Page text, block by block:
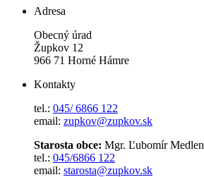
Adresa
Obecný úrad
Župkov 12
966 71 Horné Hámre
Kontakty
tel.: 045/ 6866 122
email: zupkov@zupkov.sk
Starosta obce: Mgr. Ľubomír Medlen
tel.: 045/6866 122
email: starosta@zupkov.sk